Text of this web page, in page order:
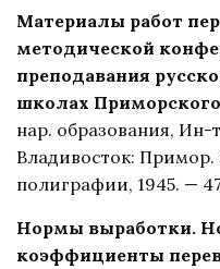
Материалы работ
методической
преподавания
школах
нар. образования, Ин-
Владивосток: Примор.
полиграфии, 1945. —
Нормы выработки.
коэффициенты